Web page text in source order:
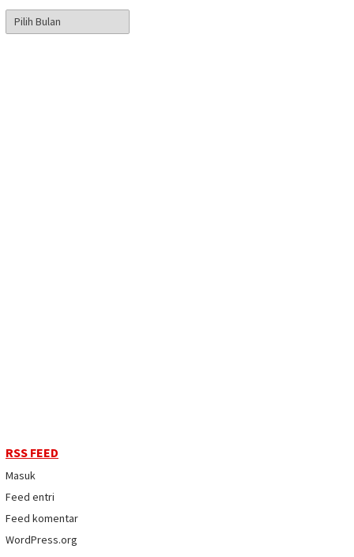
Arsip
Berita
RSS FEED
Masuk
Feed entri
Feed komentar
WordPress.org